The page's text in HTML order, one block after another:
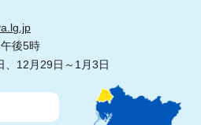
後5時
、12月29日～1月3日